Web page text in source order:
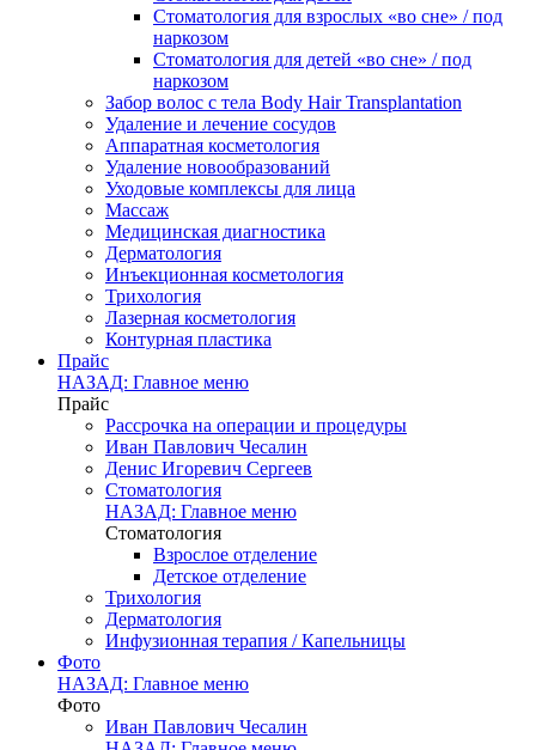
Стоматология для взрослых «во сне» / под
наркозом
Стоматология для детей «во сне» / под
наркозом
Забор волос с тела Body Hair Transplantation
Удаление и лечение сосудов
Аппаратная косметология
Удаление новообразований
Уходовые комплексы для лица
Массаж
Медицинская диагностика
Дерматология
Инъекционная косметология
Трихология
Лазерная косметология
Контурная пластика
Прайс
НАЗАД: Главное меню
Прайс
Рассрочка на операции и процедуры
Иван Павлович Чесалин
Денис Игоревич Сергеев
Стоматология
НАЗАД: Главное меню
Стоматология
Взрослое отделение
Детское отделение
Трихология
Дерматология
Инфузионная терапия / Капельницы
Фото
НАЗАД: Главное меню
Фото
Иван Павлович Чесалин